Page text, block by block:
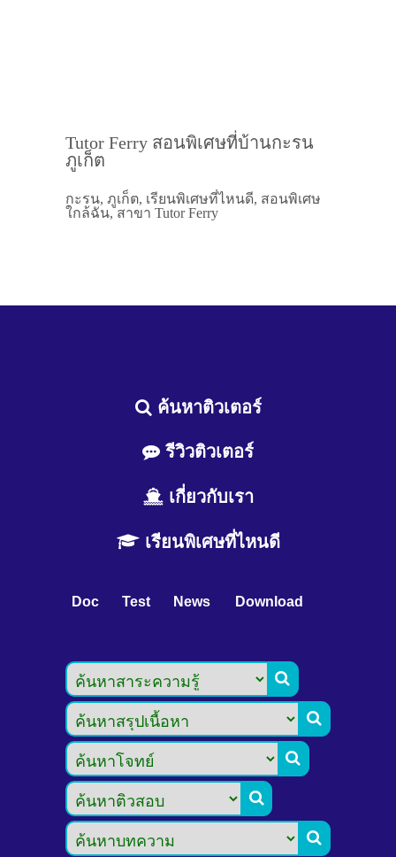
Tutor Ferry สอนพิเศษที่บ้านกะรน
ภูเก็ต
กะรน, ภูเก็ต, เรียนพิเศษที่ไหนดี, สอนพิเศษ
ใกล้ฉัน, สาขา Tutor Ferry
ค้นหาติวเตอร์
รีวิวติวเตอร์
เกี่ยวกับเรา
เรียนพิเศษที่ไหนดี
Doc Test News Download




